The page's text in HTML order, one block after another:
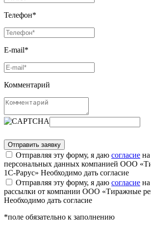
Телефон*
E-mail*
Комментарий
Отправляя эту форму, я даю согласие
персональных данных компанией ООО
1С-Рарус» Необходимо дать согласие
Отправляя эту форму, я даю согласие
рассылки от компании ООО «Тиражные
Необходимо дать согласие
*поле обязательно к заполнению